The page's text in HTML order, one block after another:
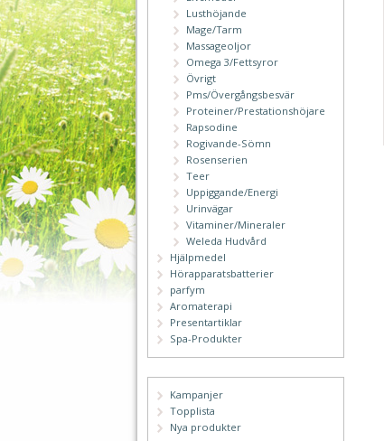
Lusthöjande
Mage/Tarm
Massageoljor
Omega 3/Fettsyror
Övrigt
Pms/Övergångsbesvär
Proteiner/Prestationshöjare
Rapsodine
Rogivande-Sömn
Rosenserien
Teer
Uppiggande/Energi
Urinvägar
Vitaminer/Mineraler
Weleda Hudvård
Hjälpmedel
Hörapparatsbatterier
parfym
Aromaterapi
Presentartiklar
Spa-Produkter
Kampanjer
Topplista
Nya produkter